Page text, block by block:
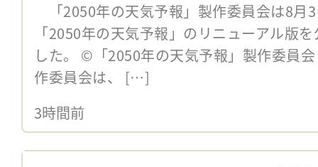
「2050年の天気予報」製作委員会は8月
「2050年の天気予報」のリニューアル版
した。 ©「2050年の天気予報」製作委員
作委員会は、 […]
3時間前